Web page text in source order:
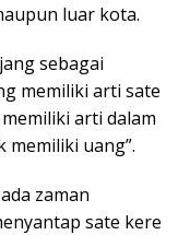
luar kota.
sebagai
memiliki arti sate
arti dalam
memiliki uang”.
zaman
sate kere